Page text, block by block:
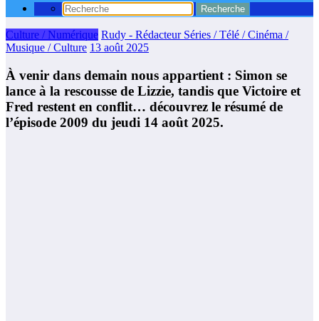
Culture / Numérique Rudy - Rédacteur Séries / Télé / Cinéma /
Musique / Culture 13 août 2025
À venir dans demain nous appartient : Simon se
lance à la rescousse de Lizzie, tandis que Victoire et
Fred restent en conflit… découvrez le résumé de
l’épisode 2009 du jeudi 14 août 2025.